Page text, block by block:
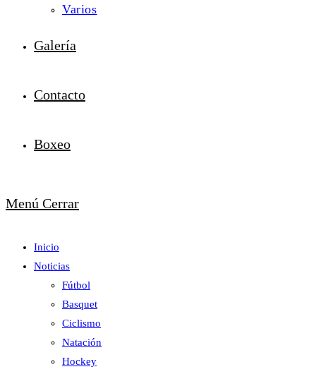
Varios
Galería
Contacto
Boxeo
Menú Cerrar
Inicio
Noticias
Fútbol
Basquet
Ciclismo
Natación
Hockey